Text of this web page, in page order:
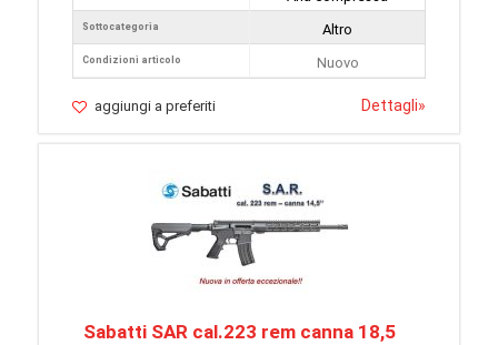
Sottocategoria
Condizioni articolo
Altro
Nuovo
aggiungi a preferiti Dettagli»
Sabatti SAR cal.223 rem canna 18,5